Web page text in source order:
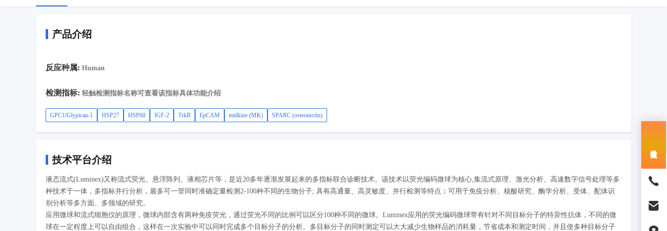
产品介绍
反应种属: Human
检测指标: 轻触检测指标名称可查看该指标具体功能介绍
GPC1/Glypican-1 HSP27 HSP60 IGF-2 TrkB EpCAM midkine (MK) SPARC (osteonectin)
技术平台介绍
液态流式(Luminex)又称流式荧光、悬浮阵列、液相芯片等，是近20多年逐渐发展起来的多指标联合诊断技术。该技术以荧光编码微球为核心,集流式原理、激光分析、高速数字信号处理等多
种技术于一体，多指标并行分析，最多可一管同时准确定量检测2-100种不同的生物分子; 具有高通量、高灵敏度、并行检测等特点；可用于免疫分析、核酸研究、酶学分析、受体、配体识
别分析等多方面、多领域的研究。
应用微球和流式细胞仪的原理，微球内部含有两种免疫荧光，通过荧光不同的比例可以区分100种不同的微球。Luminex应用的荧光编码微球带有针对不同目标分子的特异性抗体，不同的微
球在一定程度上可以自由组合，这样在一次实验中可以同时完成多个目标分子的分析。多目标分子的同时测定可以大大减少生物样品的消耗量，节省成本和测定时间，并且使多种目标分子